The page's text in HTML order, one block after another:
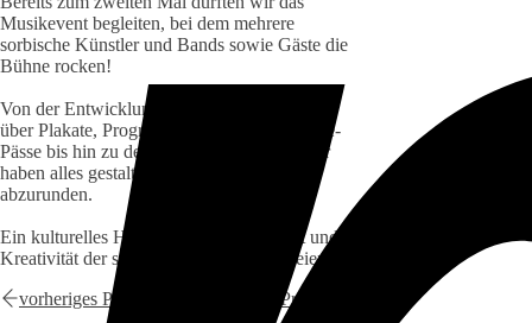
Musikevent begleiten, bei dem mehrere
sorbische Künstler und Bands sowie Gäste die
Bühne rocken!
Von der Entwicklung des Corporate Designs
über Plakate, Programmzettel und Backstage-
Pässe bis hin zu den Eintrittsbändchen – wir
haben alles gestaltet, um das Event visuell
abzurunden.
Ein kulturelles Highlight, das die Vielfalt und
Kreativität der sorbischen Musikszene feiert!
vorheriges Projekt
nächstes Projekt